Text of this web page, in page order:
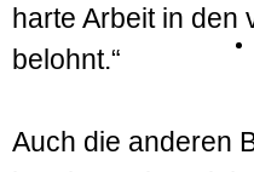
harte Arbeit in den
belohnt.“
Auch die anderen